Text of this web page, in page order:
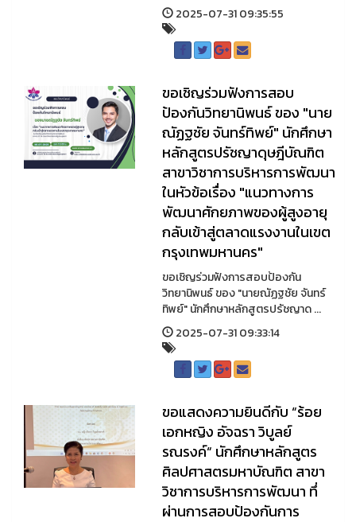
2025-07-31 09:35:55
ขอเชิญร่วมฟังการสอบ
ป้องกันวิทยานิพนธ์ ของ "นาย
ณัฏฐชัย จันทร์ทิพย์" นักศึกษา
หลักสูตรปรัชญาดุษฎีบัณฑิต
สาขาวิชาการบริหารการพัฒนา
ในหัวข้อเรื่อง "แนวทางการ
พัฒนาศักยภาพของผู้สูงอายุ
กลับเข้าสู่ตลาดแรงงานในเขต
กรุงเทพมหานคร"
ขอเชิญร่วมฟังการสอบป้องกัน
วิทยานิพนธ์ ของ "นายณัฏฐชัย จันทร์
ทิพย์" นักศึกษาหลักสูตรปรัชญาด ...
2025-07-31 09:33:14
ขอแสดงความยินดีกับ “ร้อย
เอกหญิง อัจฉรา วิบูลย์
รณรงค์“ นักศึกษาหลักสูตร
ศิลปศาสตรมหาบัณฑิต สาขา
วิชาการบริหารการพัฒนา ทึ่
ผ่านการสอบป้องกันการ